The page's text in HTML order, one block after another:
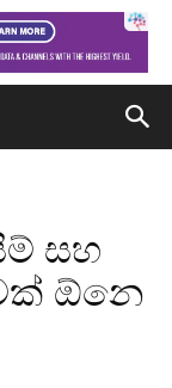
සහ
ඕනෙ